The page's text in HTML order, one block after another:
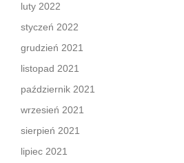
luty 2022
styczeń 2022
grudzień 2021
listopad 2021
październik 2021
wrzesień 2021
sierpień 2021
lipiec 2021